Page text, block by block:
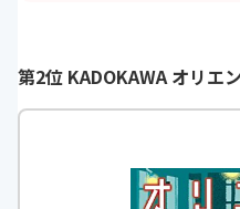
第2位 KADOKAWA オリエ